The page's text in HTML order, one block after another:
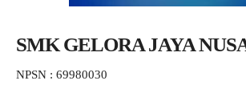
SMK GELORA JAYA
NPSN : 69980030